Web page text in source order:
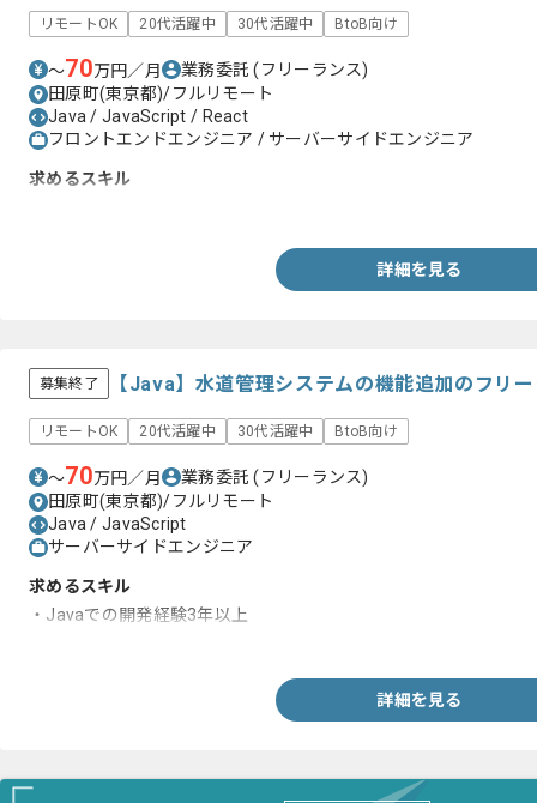
リモートOK 20代活躍中 30代活躍中 BtoB向け
〜70万円／月 業務委託(フリーランス)
田原町(東京都)/フルリモート
Java / JavaScript / React
フロントエンドエンジニア / サーバーサイドエンジニア
求めるスキル
詳細を見る
募集終了 【Java】水道管理システムの機能追加のフリ
リモートOK 20代活躍中 30代活躍中 BtoB向け
〜70万円／月 業務委託(フリーランス)
田原町(東京都)/フルリモート
Java / JavaScript
サーバーサイドエンジニア
求めるスキル
・Javaでの開発経験3年以上
詳細を見る